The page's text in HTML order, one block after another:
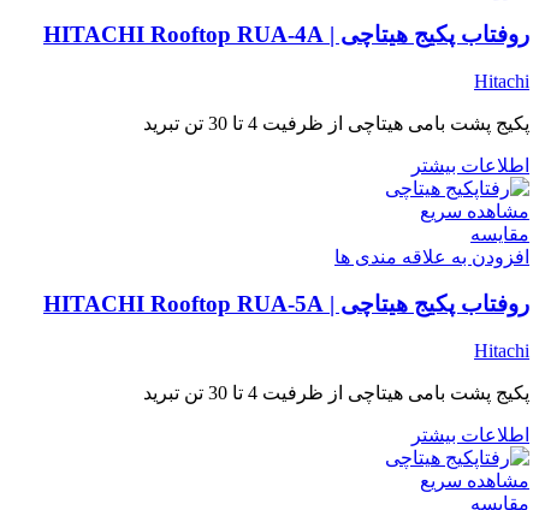
روفتاب پکیج هیتاچی | HITACHI Rooftop RUA-4A
Hitachi
پکیج پشت بامی هیتاچی از ظرفیت 4 تا 30 تن تبرید
اطلاعات بیشتر
مشاهده سریع
مقایسه
افزودن به علاقه مندی ها
روفتاب پکیج هیتاچی | HITACHI Rooftop RUA-5A
Hitachi
پکیج پشت بامی هیتاچی از ظرفیت 4 تا 30 تن تبرید
اطلاعات بیشتر
مشاهده سریع
مقایسه